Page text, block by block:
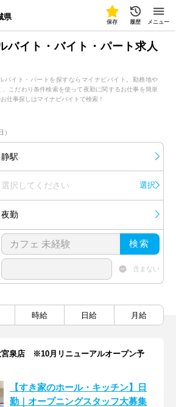
県
保存 履歴 メニュー
バイト・バイト・パート求人
バイト・パートを探すならマイナビバイト。勤務地や
こだわり条件検索を使って夜勤に関するお仕事を簡単
仕事探しはマイナビバイトで検索！
）
静駅
選択してください 選択
夜勤
検索
含まない
時給 日給 月給
泉店 ※10月リニューアルオープン予
【すき家のホール・キッチン】日
勤｜オープニングスタッフ大募集